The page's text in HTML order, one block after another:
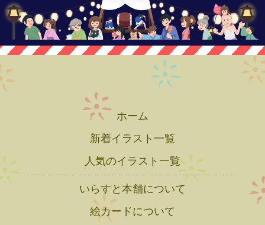
ホーム
新着イラスト一覧
人気のイラスト一覧
いらすと本舗について
絵カードについて